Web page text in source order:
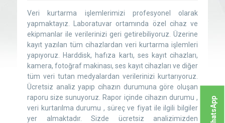
Veri kurtarma işlemlerimizi profesyonel olarak
yapmaktayız. Laboratuvar ortamında özel cihaz ve
ekipmanlar ile verilerinizi geri getirebiliyoruz. Üzerine
kayıt yazılan tüm cihazlardan veri kurtarma işlemleri
yapıyoruz. Harddisk, hafıza kartı, ses kayıt cihazları,
kamera, fotoğraf makinası, ses kayıt cihazları ve diğer
tüm veri tutan medyalardan verilerinizi kurtarıyoruz.
Ücretsiz analiz yapıp cihazın durumuna göre oluşan
raporu size sunuyoruz. Rapor içinde cihazın durumu ,
veri kurtarılma durumu , süreç ve fiyat ile ilgili bilgiler
yer almaktadır. Sizde ücretsiz analizimizden
WhatsApp